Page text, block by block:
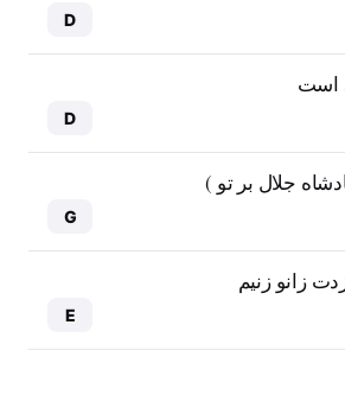
D
است
D
جلال بر تو )
G
زانو زنیم
E